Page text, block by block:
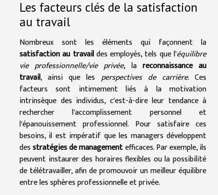
Les facteurs clés de la satisfaction
au travail
Nombreux sont les éléments qui façonnent la
satisfaction au travaildes employés, tels que l'équilibre
vie professionnelle/vie privée, la reconnaissance au
travail, ainsi que les perspectives de carrière. Ces
facteurs sont intimement liés à la motivation
intrinsèque des individus, c'est-à-dire leur tendance à
rechercher l'accomplissement personnel et
l'épanouissement professionnel. Pour satisfaire ces
besoins, il est impératif que les managers développent
desstratégies de managementefficaces. Par exemple, ils
peuvent instaurer des horaires flexibles ou la possibilité
de télétravailler, afin de promouvoir un meilleur équilibre
entre les sphères professionnelle et privée.